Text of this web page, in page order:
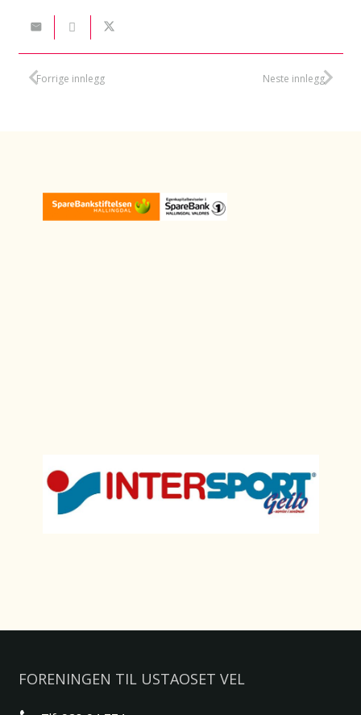
Forrige innlegg Neste innlegg
FORENINGEN TIL USTAOSET VEL